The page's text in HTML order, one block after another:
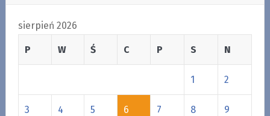
sierpień 2026
P W Ś C P S N
1 2
3 4 5 6 7 8 9